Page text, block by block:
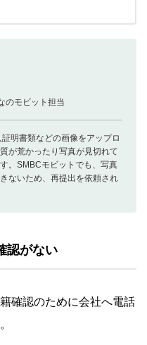
のモビット担当
明書類などの画像をアップロ
が荒かったり写真が見切れて
。SMBCモビットでも、写真
ないため、再提出を依頼され
認がない
確認のために会社へ電話